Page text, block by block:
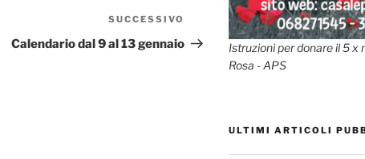
Articolo
successivo
SUCCESSIVO
Calendario dal 9 al 13 gennaio
Istruzioni per donare il 5 x
Rosa - APS
ULTIMI ARTICOLI